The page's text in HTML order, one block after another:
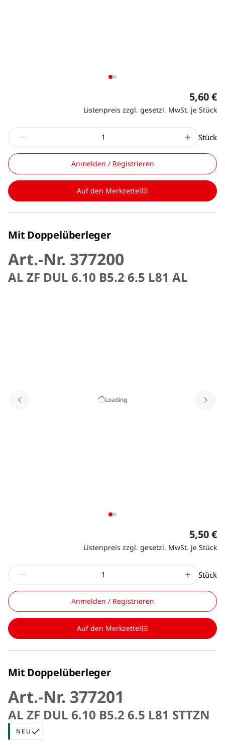
5,60 €
Listenpreis zzgl. gesetzl. MwSt. je Stück
Stück
Anmelden / Registrieren
Auf den Merkzettel
Mit Doppelüberleger
Art.-Nr. 377200
AL ZF DUL 6.10 B5.2 6.5 L81 AL
Loading
5,50 €
Listenpreis zzgl. gesetzl. MwSt. je Stück
Stück
Anmelden / Registrieren
Auf den Merkzettel
Mit Doppelüberleger
Art.-Nr. 377201
AL ZF DUL 6.10 B5.2 6.5 L81 STTZN
NEU